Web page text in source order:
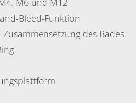
Bleed-Funktion
des Bades